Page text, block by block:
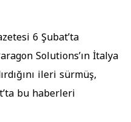
6 Şubat’ta
Solutions’ın İtalya
ileri sürmüş,
bu haberleri